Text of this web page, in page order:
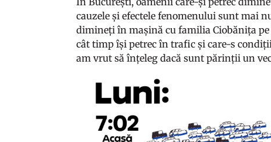
cauzele și efectele fenomenului sunt mai
dimineți în mașină cu familia Ciobănița
cât timp își petrec în trafic și care-s
am vrut să înțeleg dacă sunt părinții un